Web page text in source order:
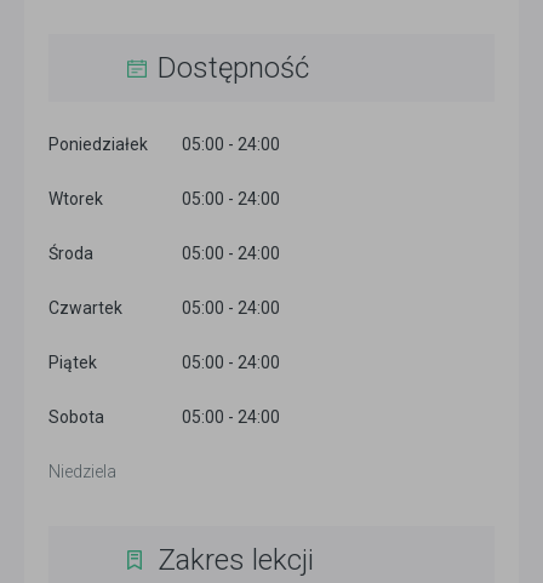
Dostępność
Poniedziałek 05:00 - 24:00
Wtorek 05:00 - 24:00
Środa 05:00 - 24:00
Czwartek 05:00 - 24:00
Piątek 05:00 - 24:00
Sobota 05:00 - 24:00
Niedziela
Zakres lekcji